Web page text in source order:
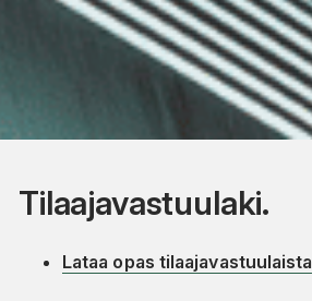
Tilaajavastuulaki.
Lataa opas tilaajavastuulaista